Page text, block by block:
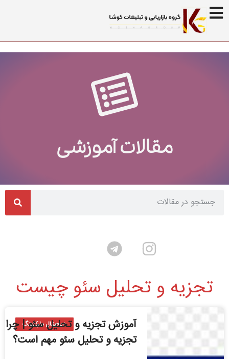
مقالات آموزشی
تجزیه و تحلیل سئو چیست
دیجیتال مارکتینگ
آموزش تجزیه و تحلیل سئو | چرا
تجزیه و تحلیل سئو مهم است؟